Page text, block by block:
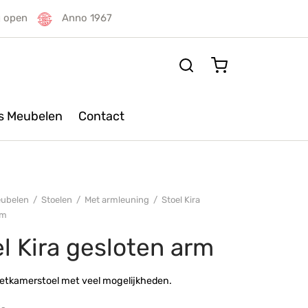
open Anno 1967
Meubelen Contact
/ Stoelen / Met armleuning / Stoel Kira
Kira gesloten arm
met veel mogelijkheden.